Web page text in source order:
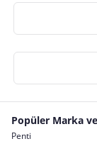
Popüler Marka
Penti